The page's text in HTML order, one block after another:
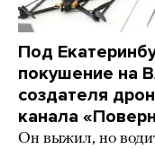
Под
покушение на
создателя
канала
Он выжил, но